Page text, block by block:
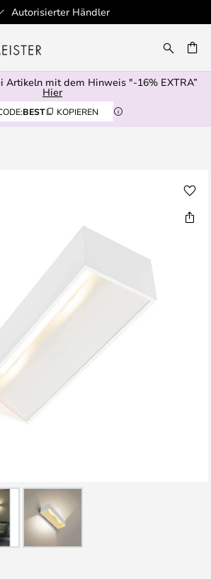
Autorisierter Händler
Artikeln mit dem Hinweis "-16% EXTRA”
Hier
BEST KOPIEREN